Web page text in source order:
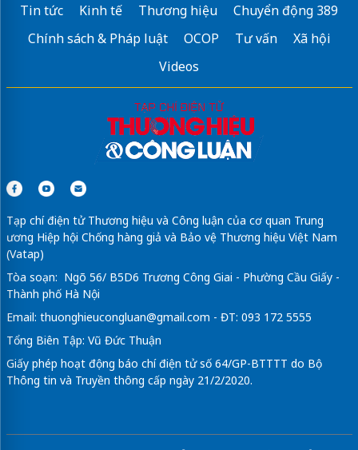
Tin tức Kinh tế Thương hiệu
Chuyển động 389
Chính sách & Pháp luật
OCOP Tư vấn
Xã hội
Videos
Tạp chí điện tử Thương hiệu và Công luận của cơ quan Trung
ương Hiệp hội Chống hàng giả và Bảo vệ Thương hiệu Việt Nam
(Vatap)
Tòa soạn: Ngõ 56/ B5D6 Trương Công Giai - Phường Cầu Giấy -
Thành phố Hà Nội
Email: thuonghieucongluan@gmail.com - ĐT: 093 172 5555
Tổng Biên Tập: Vũ Đức Thuận
Giấy phép hoạt động báo chí điện tử số 64/GP-BTTTT do Bộ
Thông tin và Truyền thông cấp ngày 21/2/2020.